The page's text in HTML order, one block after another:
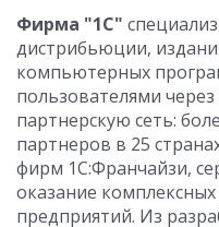
Фирма "1С"
дистрибьюции,
компьютерных
пользователями
партнерскую сеть:
партнеров в 25
фирм 1С:Франчайзи,
оказание
предприятий. Из